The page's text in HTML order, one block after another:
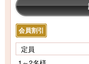
会員割引
定員